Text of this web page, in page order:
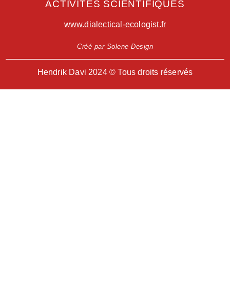
ACTIVITÉS SCIENTIFIQUES
www.dialectical-ecologist.fr
Créé par Solene Design
Hendrik Davi 2024 © Tous droits réservés